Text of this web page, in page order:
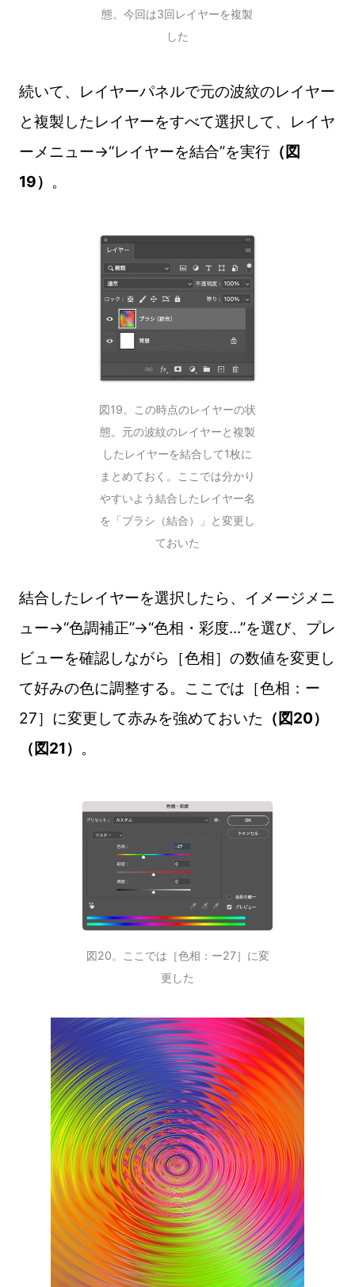
態。今回は3回レイヤーを複製
した
続いて、レイヤーパネルで元の波紋のレイヤー
と複製したレイヤーをすべて選択して、レイヤ
ーメニュー→“レイヤーを結合”を実行（図
19） 。
図19。この時点のレイヤーの状
態。元の波紋のレイヤーと複製
したレイヤーを結合して1枚に
まとめておく。ここでは分かり
やすいよう結合したレイヤー名
を「ブラシ（結合）」と変更し
ておいた
結合したレイヤーを選択したら、イメージメニ
ュー→“色調補正”→“色相・彩度...”を選び、プレ
ビューを確認しながら［色相］の数値を変更し
て好みの色に調整する。ここでは［色相：ー
27］に変更して赤みを強めておいた （図20）
（図21） 。
図20。ここでは［色相：ー27］に変
更した